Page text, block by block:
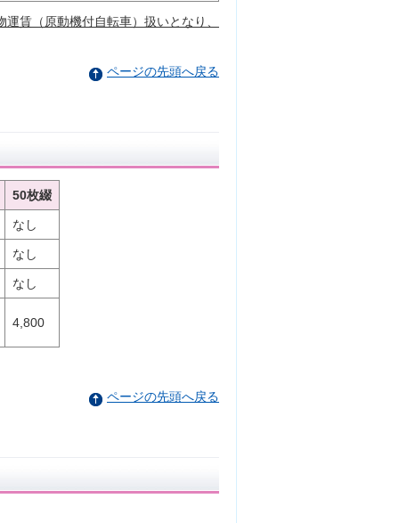
賃（原動機付自転車）扱いとなり、
ページの先頭へ戻る
50枚綴
なし
なし
なし
4,800
ページの先頭へ戻る